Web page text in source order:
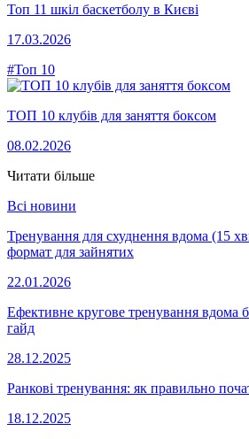
Топ 11 шкіл баскетболу в Києві
17.03.2026
#Топ 10
ТОП 10 клубів для заняття боксом
08.02.2026
Читати більше
Всі новини
Тренування для схуднення вдома (15
формат для зайнятих
22.01.2026
Ефективне кругове тренування вдома
гайд
28.12.2025
Ранкові тренування: як правильно
18.12.2025